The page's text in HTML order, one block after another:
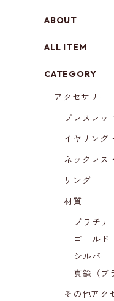
ABOUT
ALL ITEM
CATEGORY
アクセサリー
ブレスレッ
イヤリング
ネックレス
リング
材質
プラチナ
ゴールド
シルバー
真鍮（ブ
その他アク